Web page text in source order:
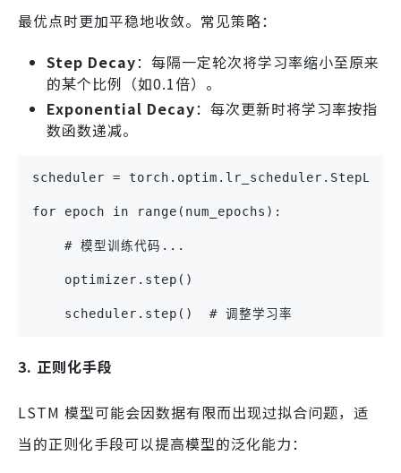
最优点时更加平稳地收敛。常见策略：
Step Decay：每隔一定轮次将学习率缩小至原来
的某个比例（如0.1倍）。
Exponential Decay：每次更新时将学习率按指
数函数递减。
scheduler =
for epoch in range(num_epochs):
    # 模型训练代码...
    optimizer.step()
    scheduler.step()  # 调整学习率
3. 正则化手段
LSTM 模型可能会因数据有限而出现过拟合问题，适
当的正则化手段可以提高模型的泛化能力：